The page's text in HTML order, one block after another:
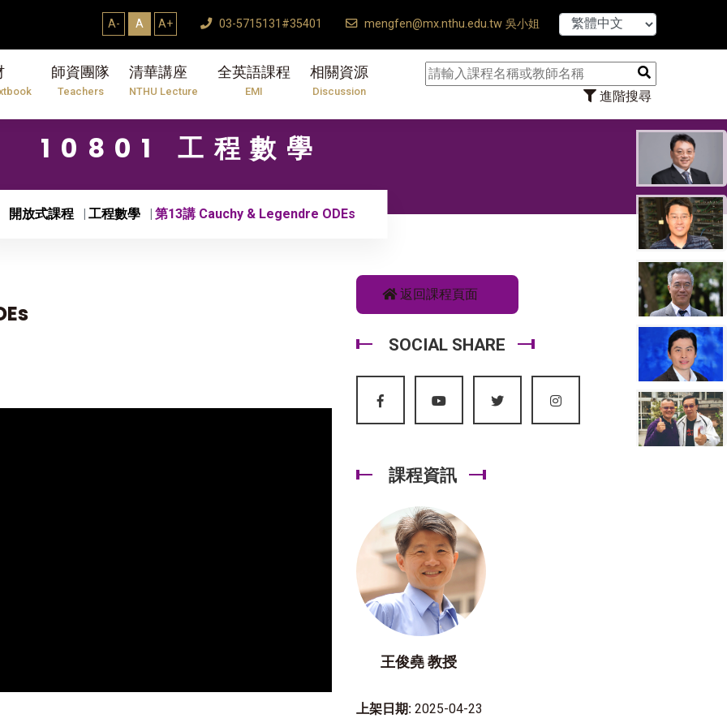
A- A A+ 03-5715131#35401 mengfen@mx.nthu.edu.tw 吳小姐
師資團隊
Teachers
清華講座
NTHU Lecture
全英語課程
EMI
相關資源
Discussion 進階搜尋
【7/31】114學
10801 工程數學
開放式課程 工程數學 第13講 Cauchy & Legendre ODEs
返回課程頁面
SOCIAL SHARE
課程資訊
王俊堯 教授
上架日期: 2025-04-23